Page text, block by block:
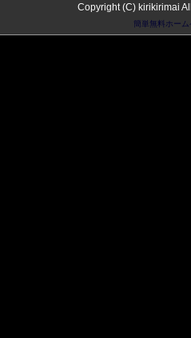
Copyright (C) kirikirimai
簡単無料ホー